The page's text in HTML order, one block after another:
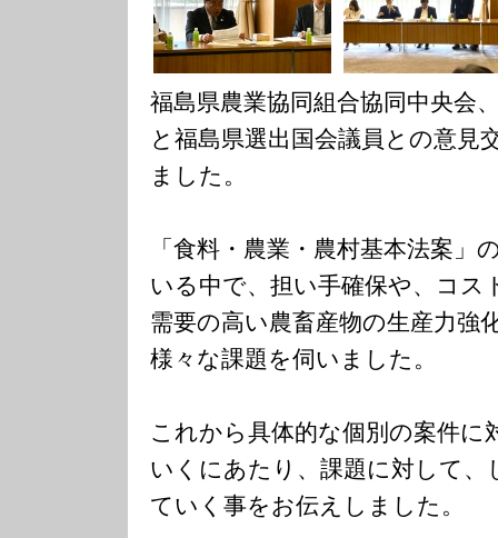
福島県農業協同組合協同中央会
と福島県選出国会議員との意見
ました。
「食料・農業・農村基本法案」
いる中で、担い手確保や、コス
需要の高い農畜産物の生産力強
様々な課題を伺いました。
これから具体的な個別の案件に
いくにあたり、課題に対して
ていく事をお伝えしました。